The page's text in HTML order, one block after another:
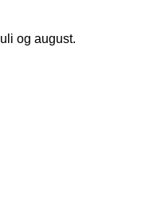
og august.